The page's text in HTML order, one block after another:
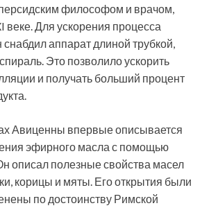
философом и врачом,
веке. Для ускорения процесса
аппарат длиной трубкой,
Это позволило ускорить
и получать больший процент
Авиценны впервые описывается
эфирного масла с помощью
описал полезные свойства масел
корицы и мяты. Его открытия были
по достоинству Римской